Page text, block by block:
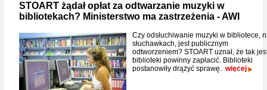
STOART żądał opłat za odtwarzanie muzyki w
bibliotekach? Ministerstwo ma zastrzeżenia - AWI
Czy odsłuchiwanie muzyki w bibliotece,
słuchawkach, jest publicznym
odtworzeniem? STOART uznał, że tak
biblioteki powinny zapłacić. Biblioteki
postanowiły drążyć sprawę. więcej